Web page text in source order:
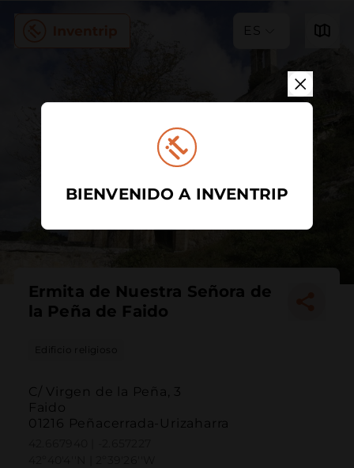
ES
Ermita de Nuestra Señora de
la Peña de Faido
Edificio religioso
C/ Virgen de la Peña, 3
Faido
01216 Peñacerrada-Urizaharra
BIENVENIDO A INVENTRIP